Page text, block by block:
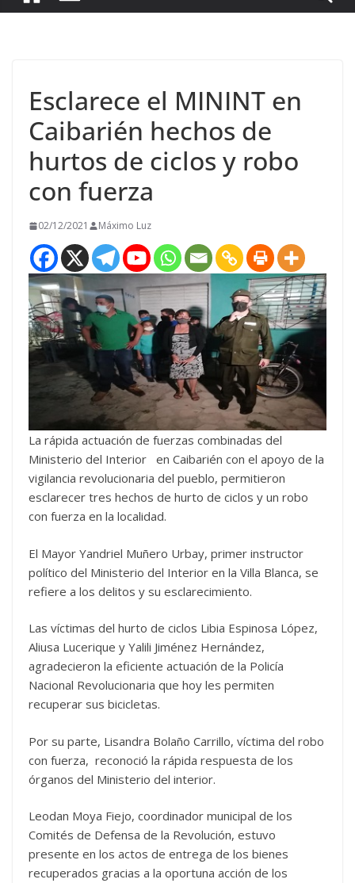
Esclarece el MININT en
Caibarién hechos de
hurtos de ciclos y robo
con fuerza
02/12/2021 Máximo Luz
La rápida actuación de fuerzas combinadas del
Ministerio del Interior en Caibarién con el apoyo de la
vigilancia revolucionaria del pueblo, permitieron
esclarecer tres hechos de hurto de ciclos y un robo
con fuerza en la localidad.
El Mayor Yandriel Muñero Urbay, primer instructor
político del Ministerio del Interior en la Villa Blanca, se
refiere a los delitos y su esclarecimiento.
Las víctimas del hurto de ciclos Libia Espinosa López,
Aliusa Lucerique y Yalili Jiménez Hernández,
agradecieron la eficiente actuación de la Policía
Nacional Revolucionaria que hoy les permiten
recuperar sus bicicletas.
Por su parte, Lisandra Bolaño Carrillo, víctima del robo
con fuerza, reconoció la rápida respuesta de los
órganos del Ministerio del interior.
Leodan Moya Fiejo, coordinador municipal de los
Comités de Defensa de la Revolución, estuvo
presente en los actos de entrega de los bienes
recuperados gracias a la oportuna acción de los